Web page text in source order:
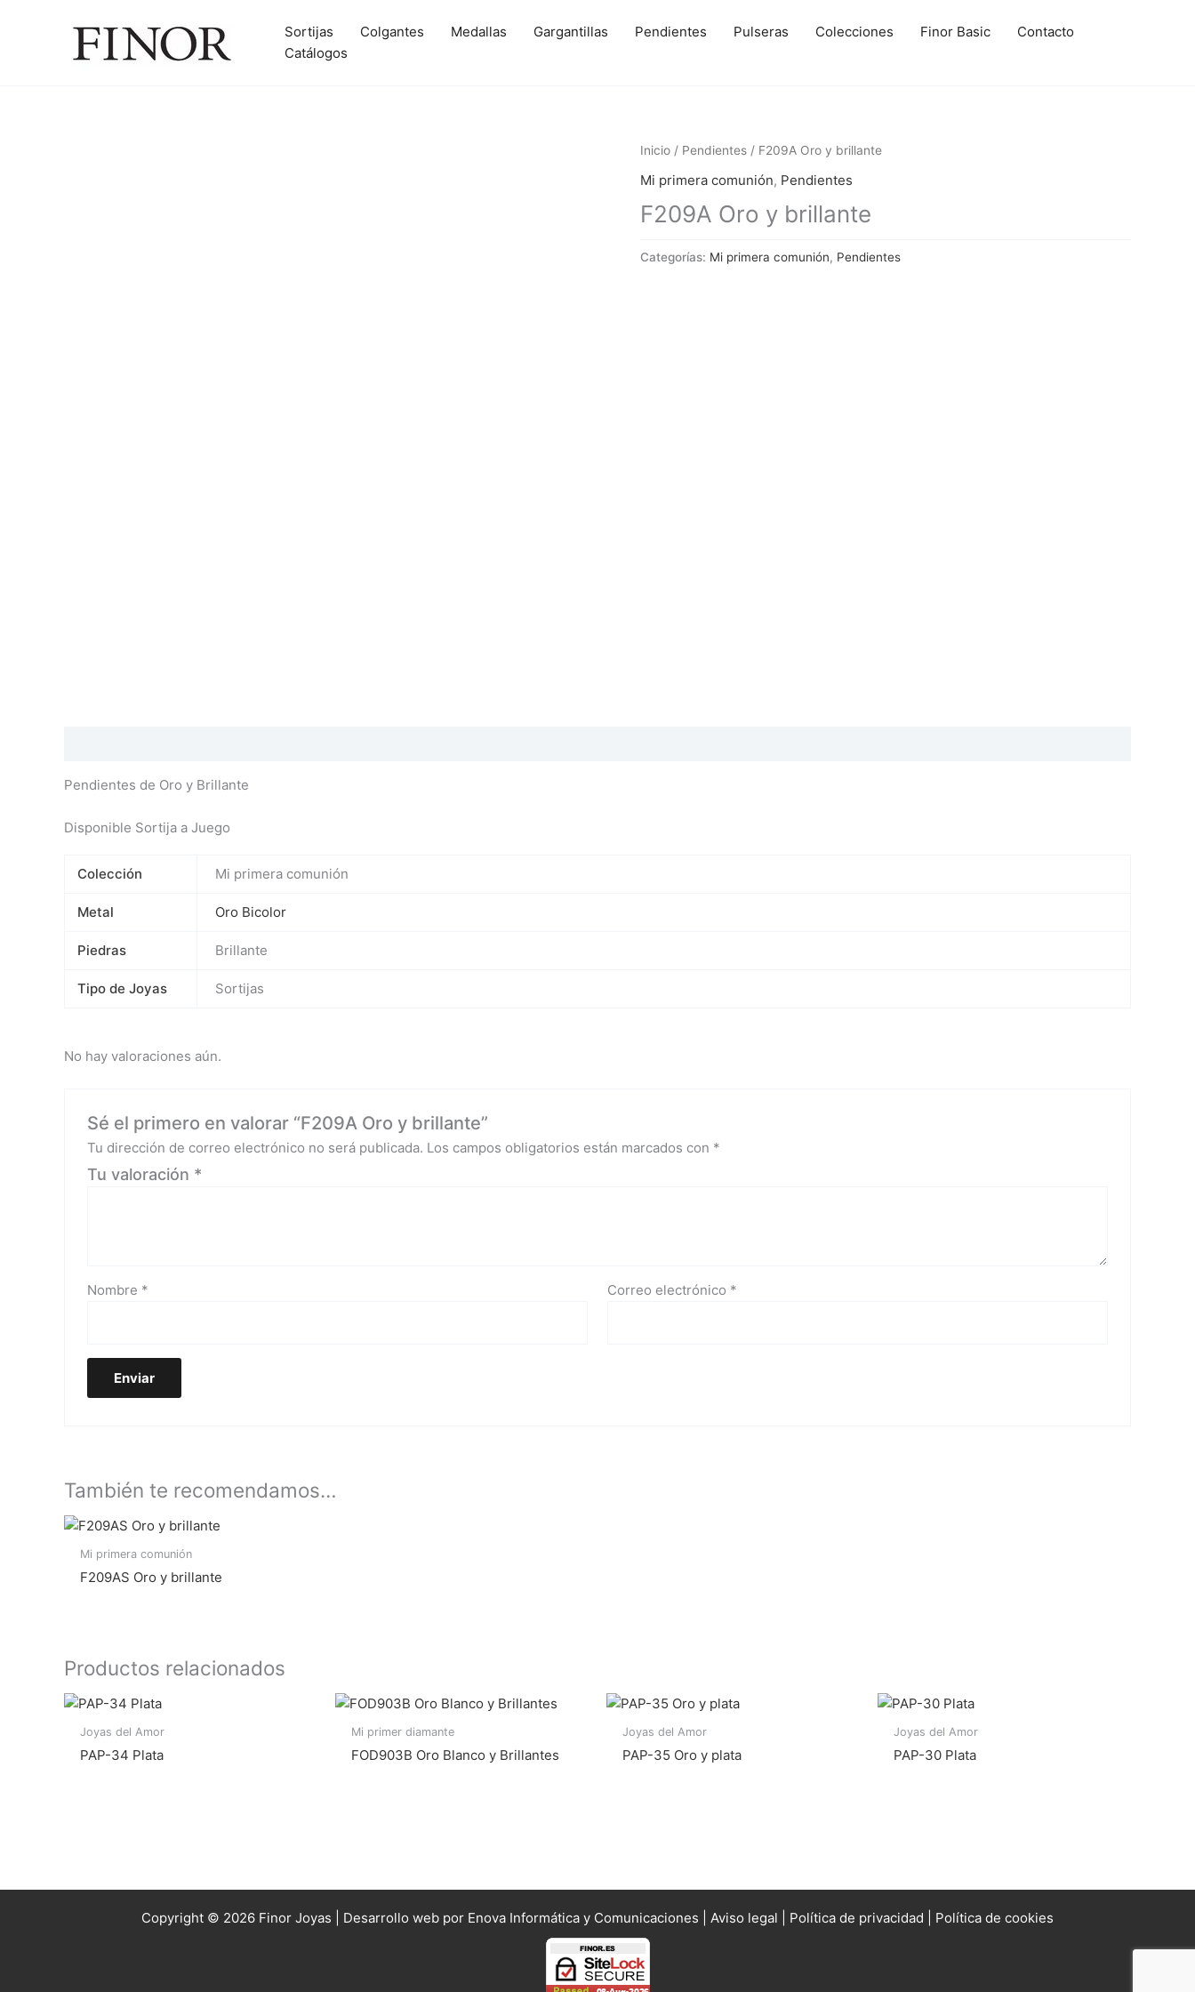
Sortijas Colgantes Medallas Gargantillas Pendientes Pulseras Colecciones Finor Basic
Contacto
Catálogos
Inicio / Pendientes / F209A Oro y brillante
Mi primera comunión, Pendientes
F209A Oro y brillante
Categorías: Mi primera comunión, Pendientes
Pendientes de Oro y Brillante
Disponible Sortija a Juego
Colección Mi primera comunión
Metal Oro Bicolor
Piedras Brillante
Tipo de Joyas Sortijas
No hay valoraciones aún.
Sé el primero en valorar “F209A Oro y brillante”
Tu dirección de correo electrónico no será publicada. Los campos obligatorios están marcados con *
Tu valoración *
Nombre * Correo electrónico *
También te recomendamos…
Mi primera comunión
F209AS Oro y brillante
Productos relacionados
Joyas del Amor
PAP-34 Plata
Mi primer diamante
FOD903B Oro Blanco y Brillantes
Joyas del Amor
PAP-35 Oro y plata
Joyas del Amor
PAP-30 Plata
Copyright © 2026 Finor Joyas | Desarrollo web por Enova Informática y Comunicaciones | Aviso legal Política de privacidad Política de cookies